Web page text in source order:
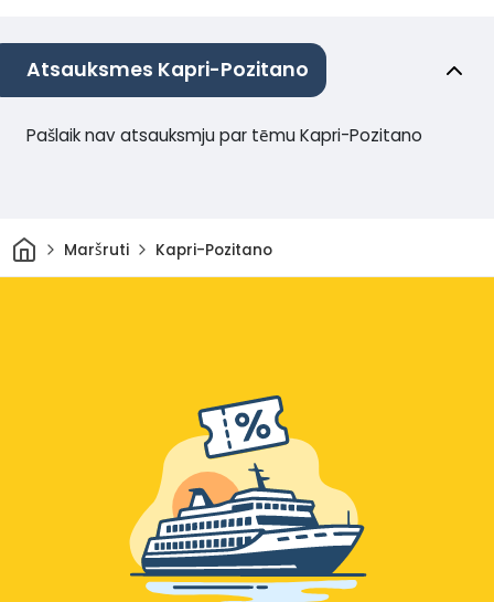
Atsauksmes Kapri-Pozitano
Pašlaik nav atsauksmju par tēmu Kapri-Pozitano
Sākums
Maršruti Kapri-Pozitano